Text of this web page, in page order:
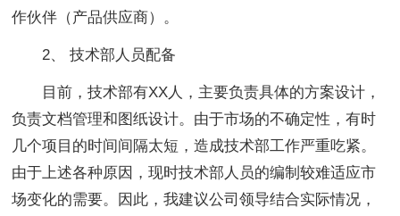
作伙伴（产品供应商）。
2、 技术部人员配备
目前，技术部有XX人，主要负责具体的方案设计，
负责文档管理和图纸设计。由于市场的不确定性，有时
几个项目的时间间隔太短，造成技术部工作严重吃紧。
由于上述各种原因，现时技术部人员的编制较难适应市
场变化的需要。因此，我建议公司领导结合实际情况，